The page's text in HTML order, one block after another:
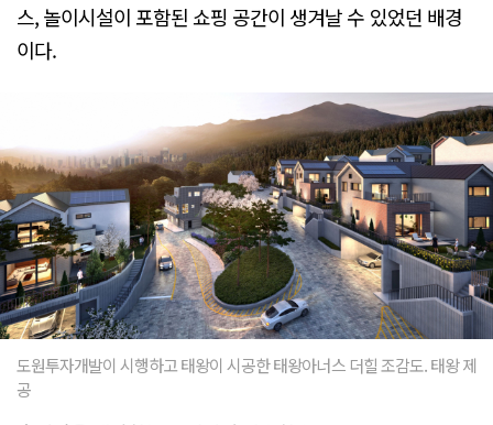
스, 놀이시설이 포함된 쇼핑 공간이 생겨날 수 있었던 배경
이다.
도원투자개발이 시행하고 태왕이 시공한 태왕아너스 더힐 조감도. 태왕 제
공